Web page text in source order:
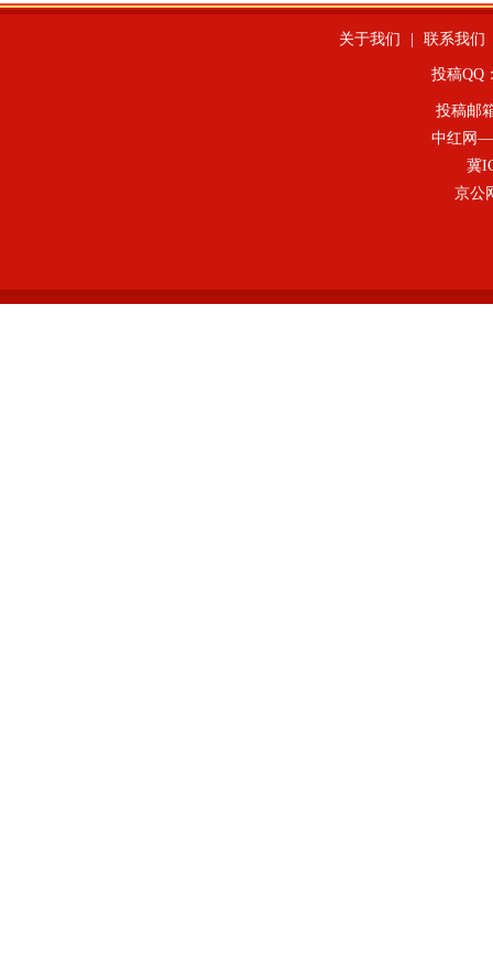
关于我们 联系我们
投稿QQ
投稿邮
中红网—
冀
京公